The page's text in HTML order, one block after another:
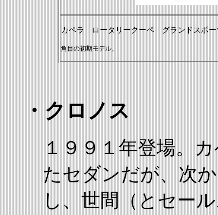
カペラ ロータリークーペ グランドスポー
角目の初期モデル。
・クロノス
１９９１年登場。
たセダンだが、次
し、世間（とセー